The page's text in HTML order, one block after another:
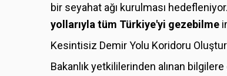
bir seyahat ağı kurulması
yollarıyla tüm Türkiye'yi gezebilme
Kesintisiz Demir Yolu Koridoru
Bakanlık yetkililerinden alınan